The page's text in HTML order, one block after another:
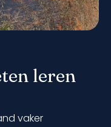
leren
vaker